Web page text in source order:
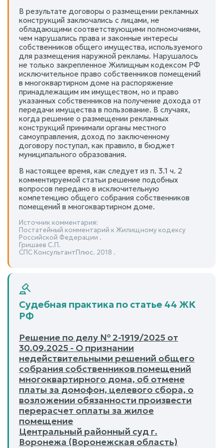
В результате договоры о размещении рекламных
конструкций заключались с лицами, не
обладающими соответствующими полномочиями,
чем нарушались права и законные интересы
собственников общего имущества, используемого
для размещения наружной рекламы. Нарушалось
не только закрепленное Жилищным кодексом РФ
исключительное право собственников помещений
в многоквартирном доме на распоряжение
принадлежащим им имуществом, но и право
указанных собственников на получение дохода от
передачи имущества в пользование. В случаях,
когда решение о размещении рекламных
конструкций принимали органы местного
самоуправления, доход по заключенному
договору поступал, как правило, в бюджет
муниципального образования.
В настоящее время, как следует из п. 3.1 ч. 2
комментируемой статьи решение подобных
вопросов передано в исключительную
компетенцию общего собрания собственников
помещений в многоквартирном доме.
Источник комментария:
Постатейный комментарий к Жилищному кодексу
Российской Федерации .
Гришаев С.П.
СПС КонсультантПлюс. 2018 .
Судебная практика по статье 44 ЖК
РФ
Решение по делу № 2-1919/2025 от
30.09.2025 - О признании
недействительными решений общего
собрания собственников помещений
многоквартирного дома, об отмене
платы за домофон, целевого сбора, о
возложении обязанности произвести
перерасчет оплаты за жилое
помещение
Центральный районный суд г.
Воронежа (Воронежская область)